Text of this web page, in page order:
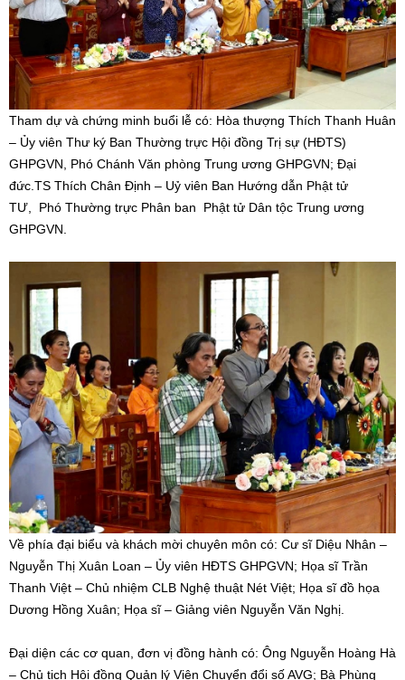
Tham dự và chứng minh buổi lễ có: Hòa thượng Thích Thanh Huân
– Ủy viên Thư ký Ban Thường trực Hội đồng Trị sự (HĐTS)
GHPGVN, Phó Chánh Văn phòng Trung ương GHPGVN; Đại
đức.TS Thích Chân Định – Uỷ viên Ban Hướng dẫn Phật tử
TƯ, Phó Thường trực Phân ban Phật tử Dân tộc Trung ương
GHPGVN.
Về phía đại biểu và khách mời chuyên môn có: Cư sĩ Diệu Nhân –
Nguyễn Thị Xuân Loan – Ủy viên HĐTS GHPGVN; Họa sĩ Trần
Thanh Việt – Chủ nhiệm CLB Nghệ thuật Nét Việt; Họa sĩ đồ họa
Dương Hồng Xuân; Họa sĩ – Giảng viên Nguyễn Văn Nghị.
Đại diện các cơ quan, đơn vị đồng hành có: Ông Nguyễn Hoàng Hà
– Chủ tịch Hội đồng Quản lý Viện Chuyển đổi số AVG; Bà Phùng